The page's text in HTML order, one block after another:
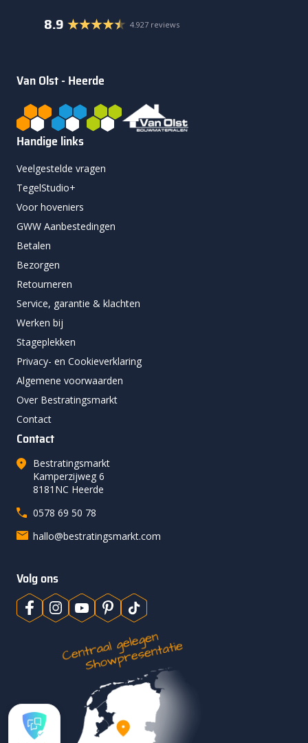
8.9 4.927 reviews
Van Olst - Heerde
Handige links
Veelgestelde vragen
TegelStudio+
Voor hoveniers
GWW Aanbestedingen
Betalen
Bezorgen
Retourneren
Service, garantie & klachten
Werken bij
Stageplekken
Privacy- en Cookieverklaring
Algemene voorwaarden
Over Bestratingsmarkt
Contact
Contact
Bestratingsmarkt
Kamperzijweg 6
8181NC Heerde
0578 69 50 78
hallo@bestratingsmarkt.com
Volg ons